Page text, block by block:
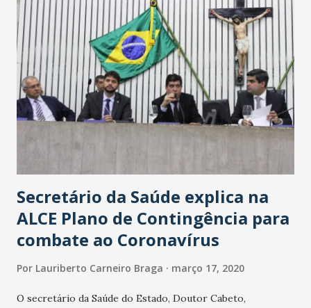
Secretário da Saúde explica na
ALCE Plano de Contingência para
combate ao Coronavírus
Por Lauriberto Carneiro Braga março 17, 2020
O secretário da Saúde do Estado, Doutor Cabeto,